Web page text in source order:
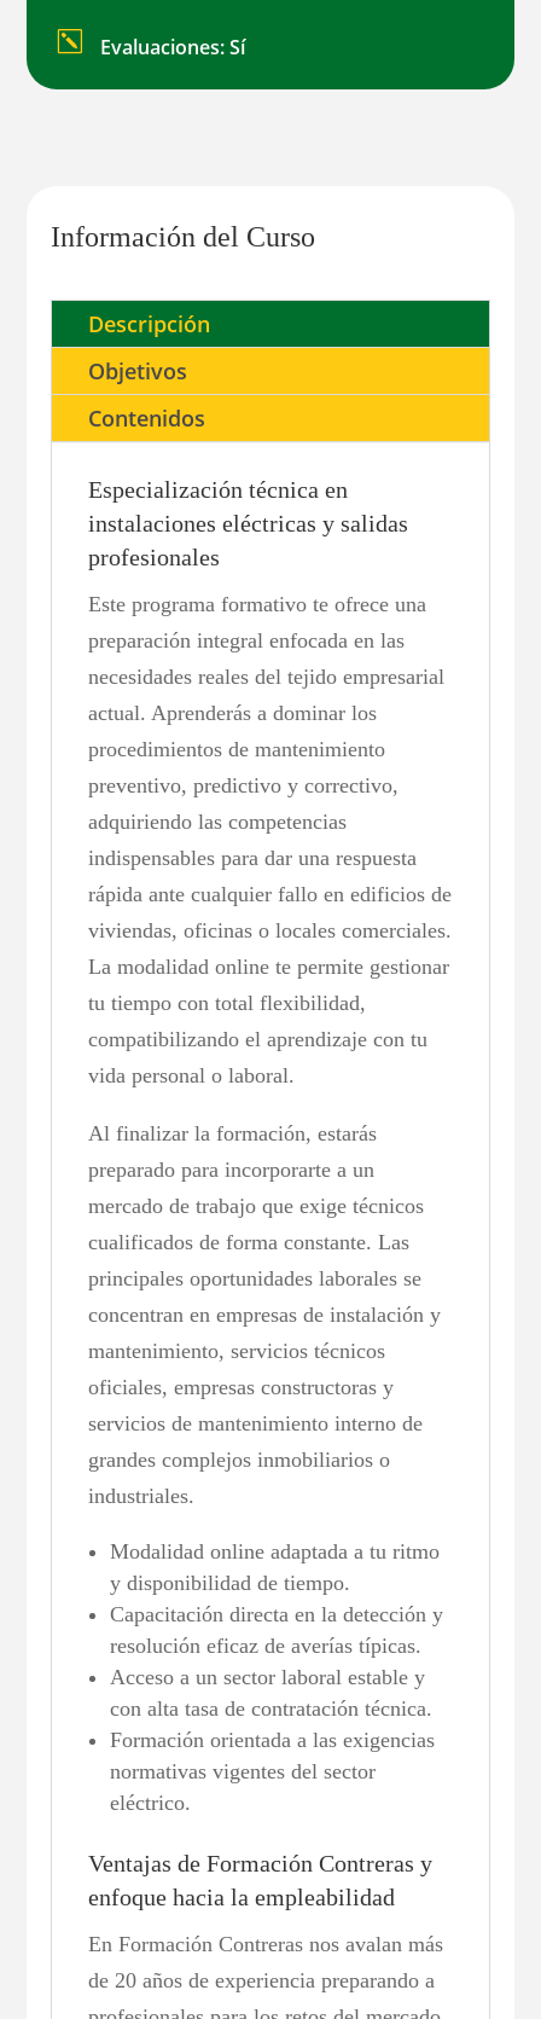
con
fines
k Evaluaciones: Sí
Información del Curso
Descripción
Objetivos
Contenidos
Especialización técnica en
instalaciones eléctricas y salidas
profesionales
Este programa formativo te ofrece una
preparación integral enfocada en las
necesidades reales del tejido empresarial
actual. Aprenderás a dominar los
procedimientos de mantenimiento
preventivo, predictivo y correctivo,
adquiriendo las competencias
indispensables para dar una respuesta
rápida ante cualquier fallo en edificios de
viviendas, oficinas o locales comerciales.
La modalidad online te permite gestionar
tu tiempo con total flexibilidad,
compatibilizando el aprendizaje con tu
vida personal o laboral.
Al finalizar la formación, estarás
preparado para incorporarte a un
mercado de trabajo que exige técnicos
cualificados de forma constante. Las
principales oportunidades laborales se
concentran en empresas de instalación y
mantenimiento, servicios técnicos
oficiales, empresas constructoras y
servicios de mantenimiento interno de
grandes complejos inmobiliarios o
industriales.
Modalidad online adaptada a tu ritmo
y disponibilidad de tiempo.
Capacitación directa en la detección y
resolución eficaz de averías típicas.
Acceso a un sector laboral estable y
con alta tasa de contratación técnica.
Formación orientada a las exigencias
normativas vigentes del sector
eléctrico.
Ventajas de Formación Contreras y
enfoque hacia la empleabilidad
En Formación Contreras nos avalan más
de 20 años de experiencia preparando a